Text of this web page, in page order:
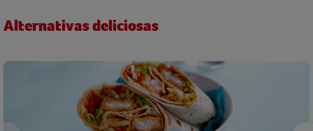
Alternativas deliciosas